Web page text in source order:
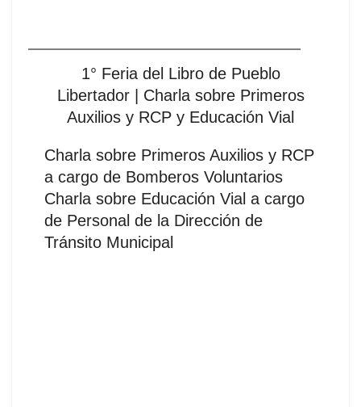
1° Feria del Libro de Pueblo
Libertador | Charla sobre Primeros
Auxilios y RCP y Educación Vial
Charla sobre Primeros Auxilios y RCP
a cargo de Bomberos Voluntarios
Charla sobre Educación Vial a cargo
de Personal de la Dirección de
Tránsito Municipal